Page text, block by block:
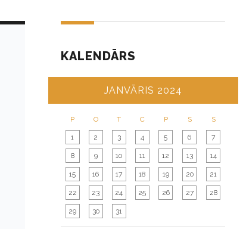
KALENDĀRS
JANVĀRIS 2024
P O T C P S S
1 2 3 4 5 6 7
8 9 10 11 12 13 14
15 16 17 18 19 20 21
22 23 24 25 26 27 28
29 30 31